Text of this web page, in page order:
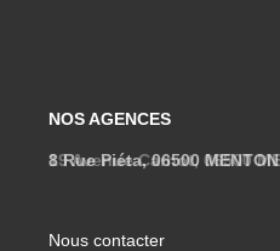
NOS AGENCES
8 Rue Piéta, 06500 MENTON
Nous contacter